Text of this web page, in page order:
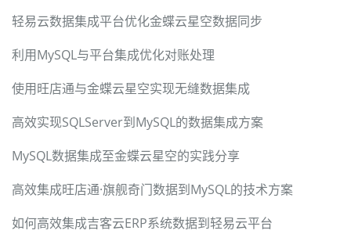
轻易云数据集成平台优化金蝶云星空数据同步
利用MySQL与平台集成优化对账处理
使用旺店通与金蝶云星空实现无缝数据集成
高效实现SQLServer到MySQL的数据集成方案
MySQL数据集成至金蝶云星空的实践分享
高效集成旺店通·旗舰奇门数据到MySQL的技术方案
如何高效集成吉客云ERP系统数据到轻易云平台